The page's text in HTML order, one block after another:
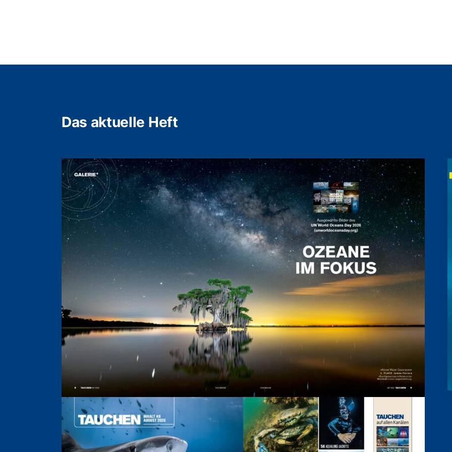
Das aktuelle Heft